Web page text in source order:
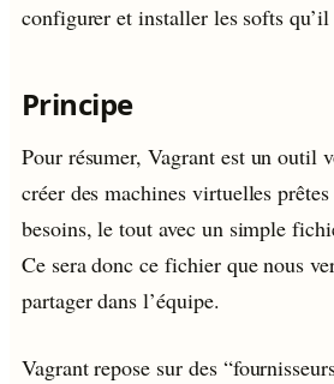
configurer et installer les softs qu’il
Principe
Pour résumer, Vagrant est un outil
créer des machines virtuelles
besoins, le tout avec un simple
Ce sera donc ce fichier que nous
partager dans l’équipe.
Vagrant repose sur des